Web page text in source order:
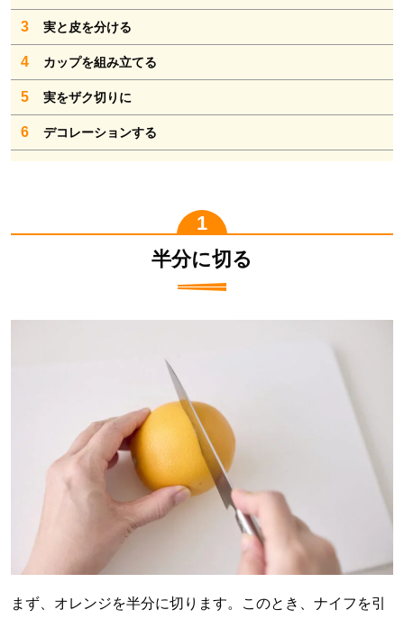
3 実と皮を分ける
4 カップを組み立てる
5 実をザク切りに
6 デコレーションする
半分に切る
まず、オレンジを半分に切ります。このとき、ナイフを引